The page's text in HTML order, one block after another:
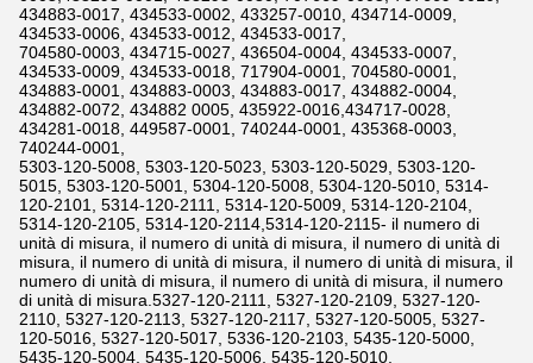
434883-0017, 434533-0002, 433257-0010, 434714-0009,
434533-0006, 434533-0012, 434533-0017,
704580-0003, 434715-0027, 436504-0004, 434533-0007,
434533-0009, 434533-0018, 717904-0001, 704580-0001,
434883-0001, 434883-0003, 434883-0017, 434882-0004,
434882-0072, 434882 0005, 435922-0016,434717-0028,
434281-0018, 449587-0001, 740244-0001, 435368-0003,
740244-0001,
5303-120-5008, 5303-120-5023, 5303-120-5029, 5303-120-
5015, 5303-120-5001, 5304-120-5008, 5304-120-5010, 5314-
120-2101, 5314-120-2111, 5314-120-5009, 5314-120-2104,
5314-120-2105, 5314-120-2114,5314-120-2115- il numero di
unità di misura, il numero di unità di misura, il numero di unità di
misura, il numero di unità di misura, il numero di unità di misura, il
numero di unità di misura, il numero di unità di misura, il numero
di unità di misura.5327-120-2111, 5327-120-2109, 5327-120-
2110, 5327-120-2113, 5327-120-2117, 5327-120-5005, 5327-
120-5016, 5327-120-5017, 5336-120-2103, 5435-120-5000,
5435-120-5004, 5435-120-5006, 5435-120-5010,